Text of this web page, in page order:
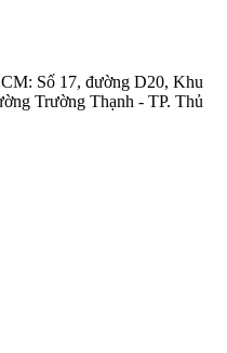
Số 17, đường D20, Khu
Trường Thạnh - TP. Thủ